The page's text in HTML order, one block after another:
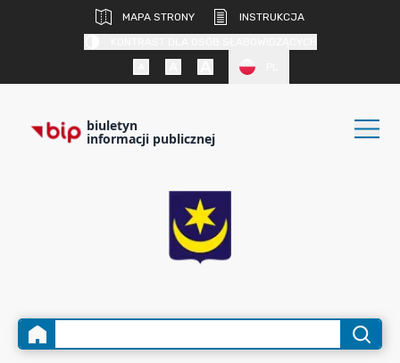
MAPA STRONY
INSTRUKCJA
biuletyn
informacji publicznej